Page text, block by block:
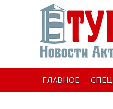
ГЛАВНОЕ